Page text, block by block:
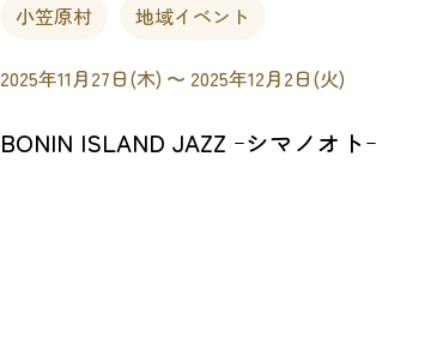
小笠原村 地域イベント
2025年11月27日(木) 〜 2025年12月2日(火)
BONIN ISLAND JAZZ ｰシマノオトｰ